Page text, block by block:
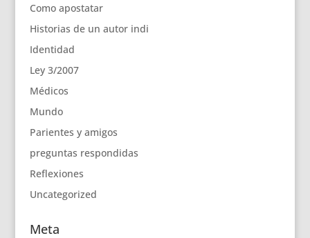
Como apostatar
Historias de un autor indi
Identidad
Ley 3/2007
Médicos
Mundo
Parientes y amigos
preguntas respondidas
Reflexiones
Uncategorized
Meta